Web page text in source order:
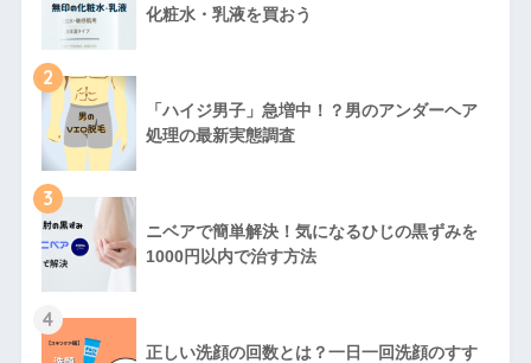
化粧水・乳液を買おう
2
「ハイジ男子」急増中！？男のアンダーヘア
処理の最新実態調査
3
ニベアで簡単解決！気になるひじの黒ずみを
1000円以内で治す方法
4
正しい洗顔の回数とは？一日一回洗顔のすす